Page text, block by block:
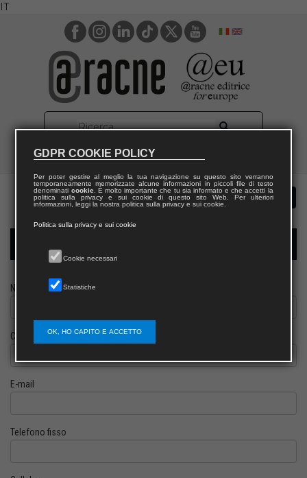
IT
Modulo richiesta saggio biblioteca
Nome
Cognome
E-mail
Telefono fisso
GDPR COOKIE POLICY
Per poter gestire al meglio la tua navigazione su questo sito verranno
temporaneamente memorizzate alcune informazioni in piccoli file di testo
denominati cookie. È molto importante che tu sia informato e che accetti la
politica sulla privacy e sui cookie di questo sito Web. Per ulteriori
informazioni, leggi la nostra politica sulla privacy e sui cookie.
Politica sulla privacy e sui cookie
Cookie necessari
Statistiche
OK, HO CAPITO E ACCETTO